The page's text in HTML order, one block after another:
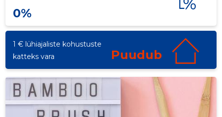
0%
1 € lühiajaliste kohustuste
katteks vara
Puudub